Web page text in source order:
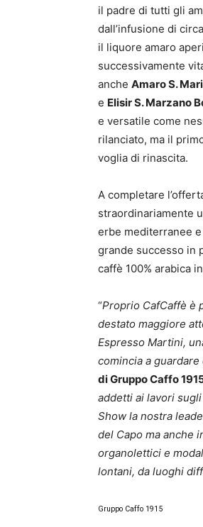
il padre di tutti gli
dall’infusione di
il liquore amaro
successivamente
anche Amaro S.
e Elisir S. Marzano
e versatile come
rilanciato, ma il
voglia di rinascita.
A completare
straordinariamente
erbe mediterranee
grande successo in
caffè 100% arabica
“Proprio CafCaffè è
destato maggiore
Espresso Martini,
comincia a
di Gruppo Caffo
addetti ai lavori sugli
Show la nostra
del Capo ma anche
organolettici e
lontani, da luoghi
Gruppo Caffo 1915